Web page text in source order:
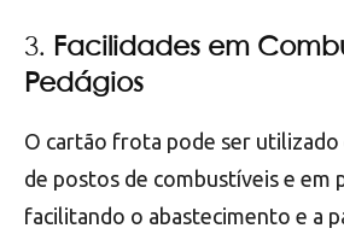
3. Facilidades em
Pedágios
O cartão frota pode ser utilizado
de postos de combustíveis e em
facilitando o abastecimento e a